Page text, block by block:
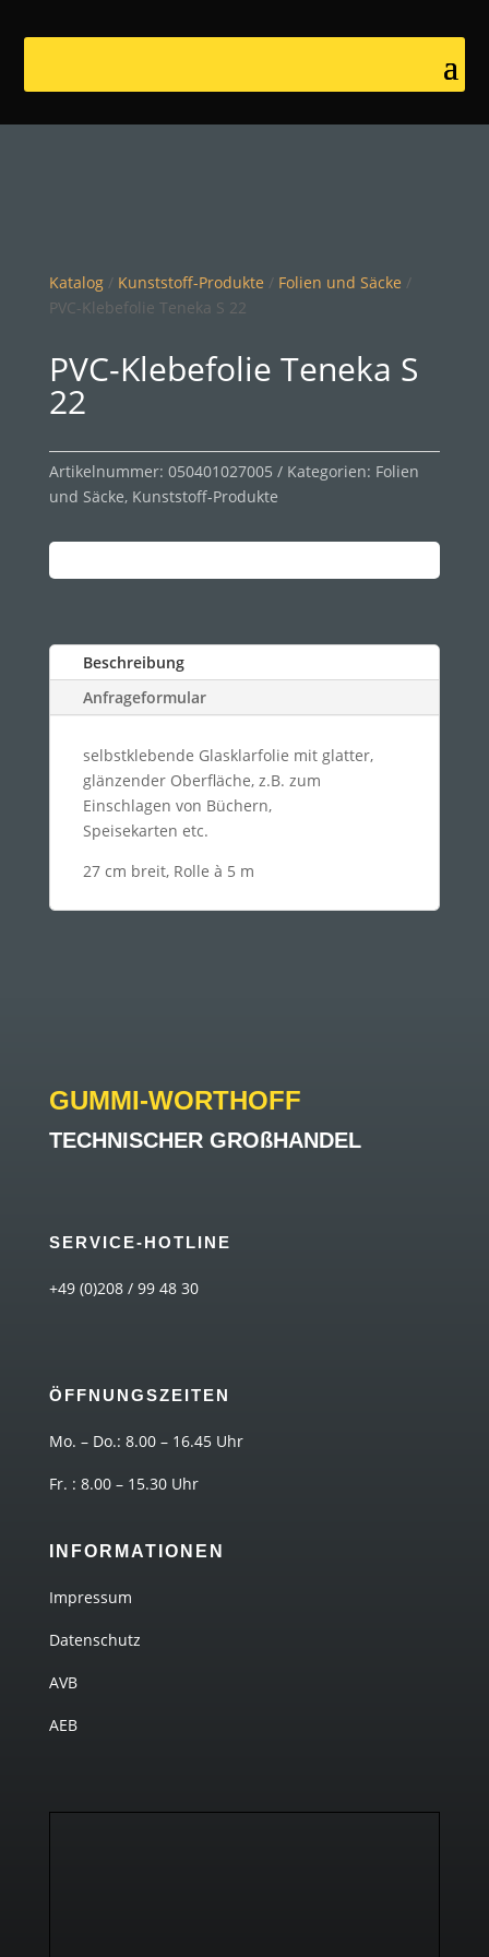
Katalog/ Kunststoff-Produkte / Folien und Säcke /
PVC-Klebefolie Teneka S 22
PVC-Klebefolie Teneka S
22
Artikelnummer: 050401027005 Kategorien: Folien
und Säcke, Kunststoff-Produkte
Beschreibung
Anfrageformular
selbstklebende Glasklarfolie mit glatter,
glänzender Oberfläche, z.B. zum
Einschlagen von Büchern,
Speisekarten etc.
27 cm breit, Rolle à 5 m
GUMMI-WORTHOFF
TECHNISCHER GROßHANDEL
SERVICE-HOTLINE
+49 (0)208 / 99 48 30
ÖFFNUNGSZEITEN
Mo. – Do.: 8.00 – 16.45 Uhr
Fr. : 8.00 – 15.30 Uhr
INFORMATIONEN
Impressum
Datenschutz
AVB
AEB